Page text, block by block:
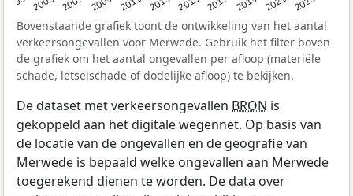
Bovenstaande grafiek toont de ontwikkeling van het aantal
verkeersongevallen voor Merwede. Gebruik het filter boven
de grafiek om het aantal ongevallen per afloop (materiële
schade, letselschade of dodelijke afloop) te bekijken.
De dataset met verkeersongevallen BRON is
gekoppeld aan het digitale wegennet. Op basis van
de locatie van de ongevallen en de geografie van
Merwede is bepaald welke ongevallen aan Merwede
toegerekend dienen te worden. De data over